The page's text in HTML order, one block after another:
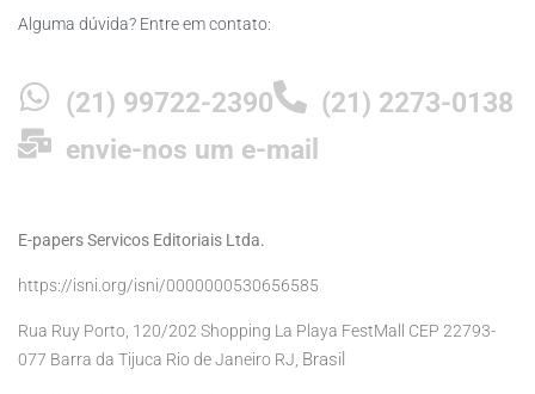
Alguma dúvida? Entre em contato:
(21) 99722-2390
(21) 2273-0138
envie-nos um e-mail
E-papers Servicos Editoriais Ltda.
https://isni.org/isni/0000000530656585
Rua Ruy Porto, 120/202 Shopping La Playa FestMall CEP 22793-
077 Barra da Tijuca Rio de Janeiro RJ, Brasil